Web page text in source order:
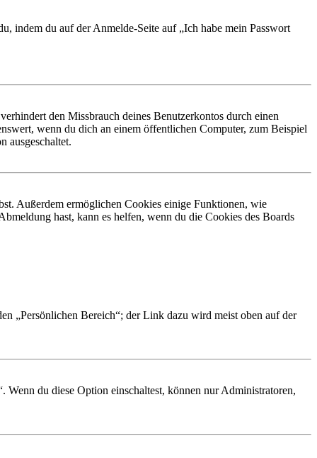
indem du auf der Anmelde-Seite auf „Ich habe mein Passwort
den Missbrauch deines Benutzerkontos durch einen
wenn du dich an einem öffentlichen Computer, zum Beispiel
ausgeschaltet.
Außerdem ermöglichen Cookies einige Funktionen, wie
hast, kann es helfen, wenn du die Cookies des Boards
„Persönlichen Bereich“; der Link dazu wird meist oben auf der
du diese Option einschaltest, können nur Administratoren,